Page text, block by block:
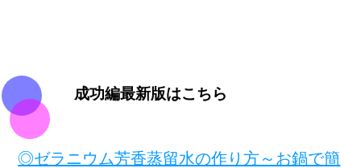
成功編最新版はこちら
◎ゼラニウム芳香蒸留水の作り方～お鍋で簡